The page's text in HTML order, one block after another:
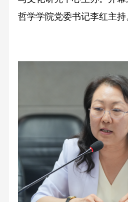
哲学学院党委书记李红主持